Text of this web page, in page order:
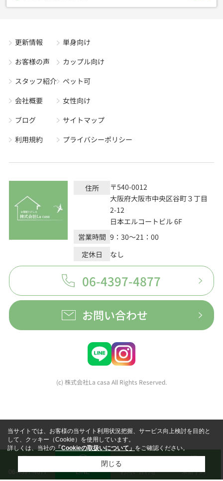
更新情報
お客様の声
スタッフ紹介
会社概要
ブログ
利用規約
単身向け
カップル向け
ペット可
女性向け
サイトマップ
プライバシーポリシー
住所
〒540-0012
大阪府大阪市中央区谷町３丁目
2-12
日本エルコートビル 6F
営業時間 9：30～21：00
定休日
なし
06-4397-4877
お問い合わせ
(c) 株式会社La casa All Rights Reserved.
06-4397-4877 LINE お問い合わせ 来店予約
当サイトでは、お客様の当サイト利用状況把握、サービス向上検討を目的と
して、クッキー（Cookie）を使用しています。
詳しくは、当社の「Cookieの取扱いについて」をご確認ください。
閉じる